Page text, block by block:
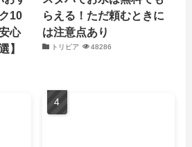
10
心
】
らえる！ただ頼むときに
は注意点あり
トリビア 48286